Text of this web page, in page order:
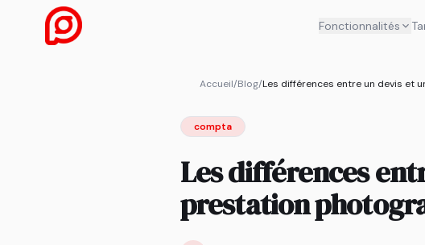
Fonctionnalités
Accueil/Blog/
compta
Les différences
prestation